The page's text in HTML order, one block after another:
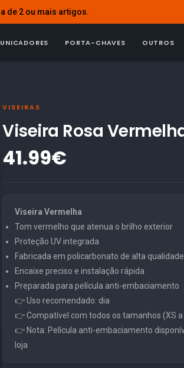
de 2 ou mais artigos.
PORTA-CHAVES OUTROS
VISEIRAS
Viseira Rosa
41.99€
Viseira Vermelha
Tom vermelho que atenua o brilho exterior
Proteção UV integrada
Fabricada em policarbonato de alta
Encaixe preciso e instalação rápida
Preparada para película anti-embaciamento
👉 Uso recomendado: dia
👉 Compatível com todos os tamanhos (XS
👉 Nota: Película anti-embaciamento
loja